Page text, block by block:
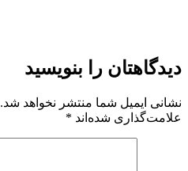
دیدگاهتان را بنویسید
نشانی ایمیل شما منتشر نخواهد شد.
علامت‌گذاری شده‌اند *